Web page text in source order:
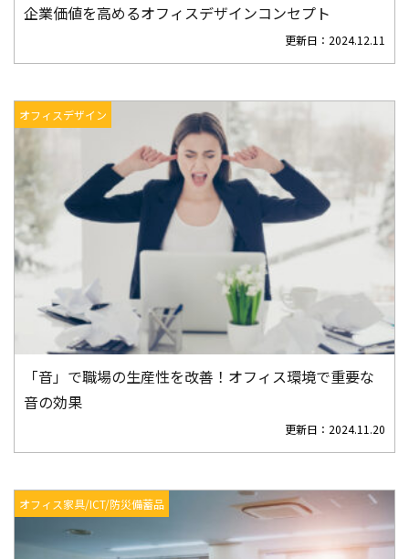
企業価値を高めるオフィスデザインコンセプト
更新日： 2024.12.11
オフィスデザイン
「音」で職場の生産性を改善！オフィス環境で重要な
音の効果
更新日： 2024.11.20
オフィス家具/ICT/防災備蓄品